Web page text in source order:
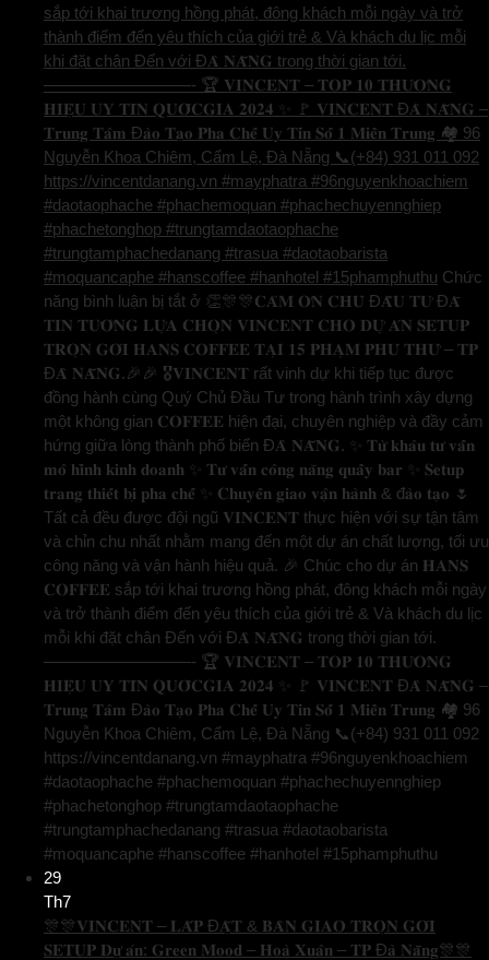
sắp tới khai trương hồng phát, đông khách mỗi ngày và trở
thành điểm đến yêu thích của giới trẻ & Và khách du lịc mỗi
khi đặt chân Đến với Đ𝐀̀ 𝐍𝐀̆̃𝐍𝐆 trong thời gian tới.
—————————- 🏆 𝐕𝐈𝐍𝐂𝐄𝐍𝐓 – 𝐓𝐎𝐏 𝟏𝟎 𝐓𝐇𝐔̛𝐎̛𝐍𝐆
𝐇𝐈𝐄̣̂𝐔 𝐔𝐘 𝐓𝐈́𝐍 𝐐𝐔𝐎̂́𝐂𝐆𝐈𝐀 𝟐𝟎𝟐𝟒 ✨ 🚩 𝐕𝐈𝐍𝐂𝐄𝐍𝐓 Đ𝐀̀ 𝐍𝐀̆̃𝐍𝐆 –
𝐓𝐫𝐮𝐧𝐠 𝐓𝐚̂𝐦 Đ𝐚̀𝐨 𝐓𝐚̣𝐨 𝐏𝐡𝐚 𝐂𝐡𝐞̂́ 𝐔𝐲 𝐓𝐢́𝐧 𝐒𝐨̂́ 𝟏 𝐌𝐢𝐞̂̀𝐧 𝐓𝐫𝐮𝐧𝐠 🏘️ 96
Nguyễn Khoa Chiêm, Cẩm Lệ, Đà Nẵng 📞(+84) 931 011 092
https://vincentdanang.vn #mayphatra #96nguyenkhoachiem
#daotaophache #phachemoquan #phachechuyennghiep
#phachetonghop #trungtamdaotaophache
#trungtamphachedanang #trasua #daotaobarista
#moquancaphe #hanscoffee #hanhotel #15phamphuthu Chức
năng bình luận bị tắt ở 👏🎊🎊𝐂𝐀̉𝐌 𝐎̛𝐍 𝐂𝐇𝐔̉ Đ𝐀̂̀𝐔 𝐓𝐔̛ Đ𝐀̃
𝐓𝐈𝐍 𝐓𝐔̛𝐎̛̉𝐍𝐆 𝐋𝐔̛̣𝐀 𝐂𝐇𝐎̣𝐍 𝐕𝐈𝐍𝐂𝐄𝐍𝐓 𝐂𝐇𝐎 𝐃𝐔̛̣ 𝐀́𝐍 𝐒𝐄𝐓𝐔𝐏
𝐓𝐑𝐎̣𝐍 𝐆𝐎́𝐈 𝐇𝐀𝐍𝐒 𝐂𝐎𝐅𝐅𝐄𝐄 𝐓𝐀̣𝐈 𝟏𝟓 𝐏𝐇𝐀̣𝐌 𝐏𝐇𝐔́ 𝐓𝐇𝐔̛́ – 𝐓𝐏
Đ𝐀̀ 𝐍𝐀̆̃𝐍𝐆.🎉🎉 🎖️𝐕𝐈𝐍𝐂𝐄𝐍𝐓 rất vinh dự khi tiếp tục được
đồng hành cùng Quý Chủ Đầu Tư trong hành trình xây dựng
một không gian 𝐂𝐎𝐅𝐅𝐄𝐄 hiện đại, chuyên nghiệp và đầy cảm
hứng giữa lòng thành phố biển Đ𝐀̀ 𝐍𝐀̆̃𝐍𝐆. ✨ 𝐓𝐮̛̀ 𝐤𝐡𝐚̂𝐮 𝐭𝐮̛ 𝐯𝐚̂́𝐧
𝐦𝐨̂ 𝐡𝐢̀𝐧𝐡 𝐤𝐢𝐧𝐡 𝐝𝐨𝐚𝐧𝐡 ✨ 𝐓𝐮̛ 𝐯𝐚̂́𝐧 𝐜𝐨̂𝐧𝐠 𝐧𝐚̆𝐧𝐠 𝐪𝐮𝐚̂̀𝐲 𝐛𝐚𝐫 ✨ 𝐒𝐞𝐭𝐮𝐩
𝐭𝐫𝐚𝐧𝐠 𝐭𝐡𝐢𝐞̂́𝐭 𝐛𝐢̣ 𝐩𝐡𝐚 𝐜𝐡𝐞̂́ ✨ 𝐂𝐡𝐮𝐲𝐞̂̉𝐧 𝐠𝐢𝐚𝐨 𝐯𝐚̣̂𝐧 𝐡𝐚̀𝐧𝐡 & đ𝐚̀𝐨 𝐭𝐚̣𝐨 🌷
Tất cả đều được đội ngũ 𝐕𝐈𝐍𝐂𝐄𝐍𝐓 thực hiện với sự tận tâm
và chỉn chu nhất nhằm mang đến một dự án chất lượng, tối ưu
công năng và vận hành hiệu quả. 🎉 Chúc cho dự án 𝐇𝐀𝐍𝐒
𝐂𝐎𝐅𝐅𝐄𝐄 sắp tới khai trương hồng phát, đông khách mỗi ngày
và trở thành điểm đến yêu thích của giới trẻ & Và khách du lịc
mỗi khi đặt chân Đến với Đ𝐀̀ 𝐍𝐀̆̃𝐍𝐆 trong thời gian tới.
—————————- 🏆 𝐕𝐈𝐍𝐂𝐄𝐍𝐓 – 𝐓𝐎𝐏 𝟏𝟎 𝐓𝐇𝐔̛𝐎̛𝐍𝐆
𝐇𝐈𝐄̣̂𝐔 𝐔𝐘 𝐓𝐈́𝐍 𝐐𝐔𝐎̂́𝐂𝐆𝐈𝐀 𝟐𝟎𝟐𝟒 ✨ 🚩 𝐕𝐈𝐍𝐂𝐄𝐍𝐓 Đ𝐀̀ 𝐍𝐀̆̃𝐍𝐆 –
𝐓𝐫𝐮𝐧𝐠 𝐓𝐚̂𝐦 Đ𝐚̀𝐨 𝐓𝐚̣𝐨 𝐏𝐡𝐚 𝐂𝐡𝐞̂́ 𝐔𝐲 𝐓𝐢́𝐧 𝐒𝐨̂́ 𝟏 𝐌𝐢𝐞̂̀𝐧 𝐓𝐫𝐮𝐧𝐠 🏘️ 96
Nguyễn Khoa Chiêm, Cẩm Lệ, Đà Nẵng 📞(+84) 931 011 092
https://vincentdanang.vn #mayphatra #96nguyenkhoachiem
#daotaophache #phachemoquan #phachechuyennghiep
#phachetonghop #trungtamdaotaophache
#trungtamphachedanang #trasua #daotaobarista
#moquancaphe #hanscoffee #hanhotel #15phamphuthu
29
Th7
🎊🎊𝐕𝐈𝐍𝐂𝐄𝐍𝐓 – 𝐋𝐀̆́𝐏 Đ𝐀̣̆𝐓 & 𝐁𝐀̀𝐍 𝐆𝐈𝐀𝐎 𝐓𝐑𝐎̣𝐍 𝐆𝐎́𝐈
𝐒𝐄𝐓𝐔𝐏 𝐃𝐮̛̣ 𝐚́𝐧: 𝐆𝐫𝐞𝐞𝐧 𝐌𝐨𝐨𝐝 – 𝐇𝐨𝐚̀ 𝐗𝐮𝐚̂𝐧 – 𝐓𝐏 Đ𝐚̀ 𝐍𝐚̆̃𝐧𝐠🎊🎊